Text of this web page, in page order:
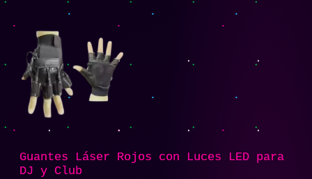
Guantes Láser Rojos con Luces LED para
DJ y Club